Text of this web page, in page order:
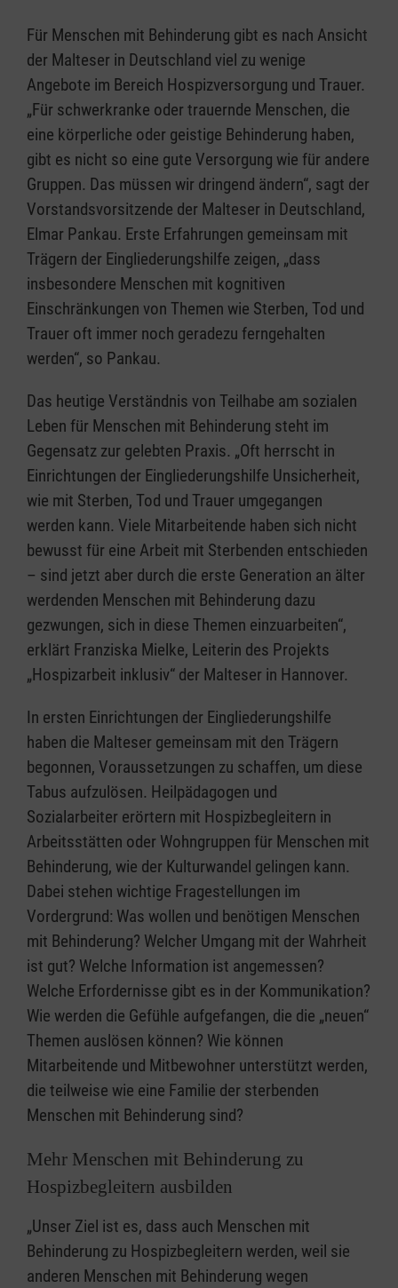
Für Menschen mit Behinderung gibt es nach Ansicht
der Malteser in Deutschland viel zu wenige
Angebote im Bereich Hospizversorgung und Trauer.
„Für schwerkranke oder trauernde Menschen, die
eine körperliche oder geistige Behinderung haben,
gibt es nicht so eine gute Versorgung wie für andere
Gruppen. Das müssen wir dringend ändern“, sagt der
Vorstandsvorsitzende der Malteser in Deutschland,
Elmar Pankau. Erste Erfahrungen gemeinsam mit
Trägern der Eingliederungshilfe zeigen, „dass
insbesondere Menschen mit kognitiven
Einschränkungen von Themen wie Sterben, Tod und
Trauer oft immer noch geradezu ferngehalten
werden“, so Pankau.
Das heutige Verständnis von Teilhabe am sozialen
Leben für Menschen mit Behinderung steht im
Gegensatz zur gelebten Praxis. „Oft herrscht in
Einrichtungen der Eingliederungshilfe Unsicherheit,
wie mit Sterben, Tod und Trauer umgegangen
werden kann. Viele Mitarbeitende haben sich nicht
bewusst für eine Arbeit mit Sterbenden entschieden
– sind jetzt aber durch die erste Generation an älter
werdenden Menschen mit Behinderung dazu
gezwungen, sich in diese Themen einzuarbeiten“,
erklärt Franziska Mielke, Leiterin des Projekts
„Hospizarbeit inklusiv“ der Malteser in Hannover.
In ersten Einrichtungen der Eingliederungshilfe
haben die Malteser gemeinsam mit den Trägern
begonnen, Voraussetzungen zu schaffen, um diese
Tabus aufzulösen. Heilpädagogen und
Sozialarbeiter erörtern mit Hospizbegleitern in
Arbeitsstätten oder Wohngruppen für Menschen mit
Behinderung, wie der Kulturwandel gelingen kann.
Dabei stehen wichtige Fragestellungen im
Vordergrund: Was wollen und benötigen Menschen
mit Behinderung? Welcher Umgang mit der Wahrheit
ist gut? Welche Information ist angemessen?
Welche Erfordernisse gibt es in der Kommunikation?
Wie werden die Gefühle aufgefangen, die die „neuen“
Themen auslösen können? Wie können
Mitarbeitende und Mitbewohner unterstützt werden,
die teilweise wie eine Familie der sterbenden
Menschen mit Behinderung sind?
Mehr Menschen mit Behinderung zu
Hospizbegleitern ausbilden
„Unser Ziel ist es, dass auch Menschen mit
Behinderung zu Hospizbegleitern werden, weil sie
anderen Menschen mit Behinderung wegen